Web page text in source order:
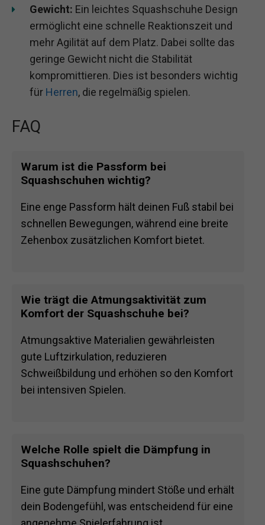
Gewicht: Ein leichtes Squashschuhe Design
ermöglicht eine schnelle Reaktionszeit und
mehr Agilität auf dem Platz. Dabei sollte das
geringe Gewicht nicht die Stabilität
kompromittieren. Dies ist besonders wichtig
für Herren, die regelmäßig spielen.
FAQ
Warum ist die Passform bei
Squashschuhen wichtig?
Eine enge Passform hält deinen Fuß stabil bei
schnellen Bewegungen, während eine breite
Zehenbox zusätzlichen Komfort bietet.
Wie trägt die Atmungsaktivität zum
Komfort der Squashschuhe bei?
Atmungsaktive Materialien gewährleisten
gute Luftzirkulation, reduzieren
Schweißbildung und erhöhen so den Komfort
bei intensiven Spielen.
Welche Rolle spielt die Dämpfung in
Squashschuhen?
Eine gute Dämpfung mindert Stöße und erhält
dein Bodengefühl, was entscheidend für eine